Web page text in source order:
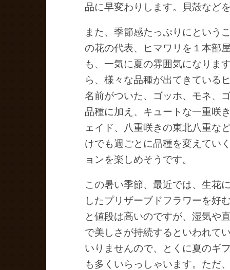
品に早変わりします。貝殻など
また、季節感たっぷりにという
の花の代表、ヒマワリを１本部
も、一気に夏の雰囲気になりま
ら、様々な品種が出てきている
名前がついた、ゴッホ、モネ、
品種に加え、キュートな一重咲
ェイド、八重咲きの東北八重な
けでも週ごとに品種を変えてい
ョンを楽しめそうです。
この暑い季節、最近では、生花
したプリザーブドフラワーを好
と値段は高いのですが、湿気や
で美しさが持続するといわれて
いりませんので、とくに夏のギ
も多くいらっしゃいます。ただ